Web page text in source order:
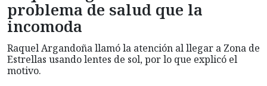
problema de salud que la
incomoda
Raquel Argandoña llamó la atención al llegar a Zona de
Estrellas usando lentes de sol, por lo que explicó el
motivo.